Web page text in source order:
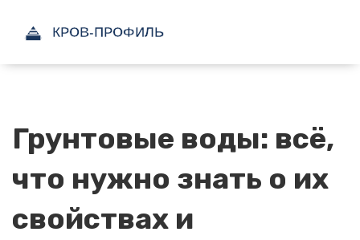
Грунтовые воды: всё,
что нужно знать о их
свойствах и